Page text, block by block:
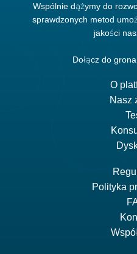
Wspólnie dążymy do
sprawdzonych metod
jakości
Dołącz do
O
Nasz
Polityka